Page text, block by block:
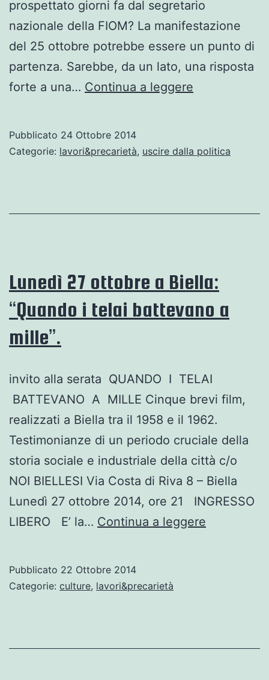
prospettato giorni fa dal segretario
nazionale della FIOM? La manifestazione
del 25 ottobre potrebbe essere un punto di
partenza. Sarebbe, da un lato, una risposta
forte a una… Continua a leggere
di
Pubblicato 24 Ottobre 2014
Categorie: lavori&precarietà, uscire dalla politica
Lunedì 27 ottobre a Biella:
“Quando i telai battevano a
mille”.
invito alla serata QUANDO I TELAI
BATTEVANO A MILLE Cinque brevi film,
realizzati a Biella tra il 1958 e il 1962.
Testimonianze di un periodo cruciale della
storia sociale e industriale della città c/o
NOI BIELLESI Via Costa di Riva 8 – Biella
Lunedì 27 ottobre 2014, ore 21 INGRESSO
LIBERO E’ la… Continua a leggere
Pubblicato 22 Ottobre 2014
Categorie: culture, lavori&precarietà